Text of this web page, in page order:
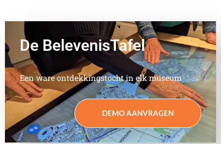
De BelevenisTafel
Een ware ontdekkingstocht in elk museum
DEMO AANVRAGEN